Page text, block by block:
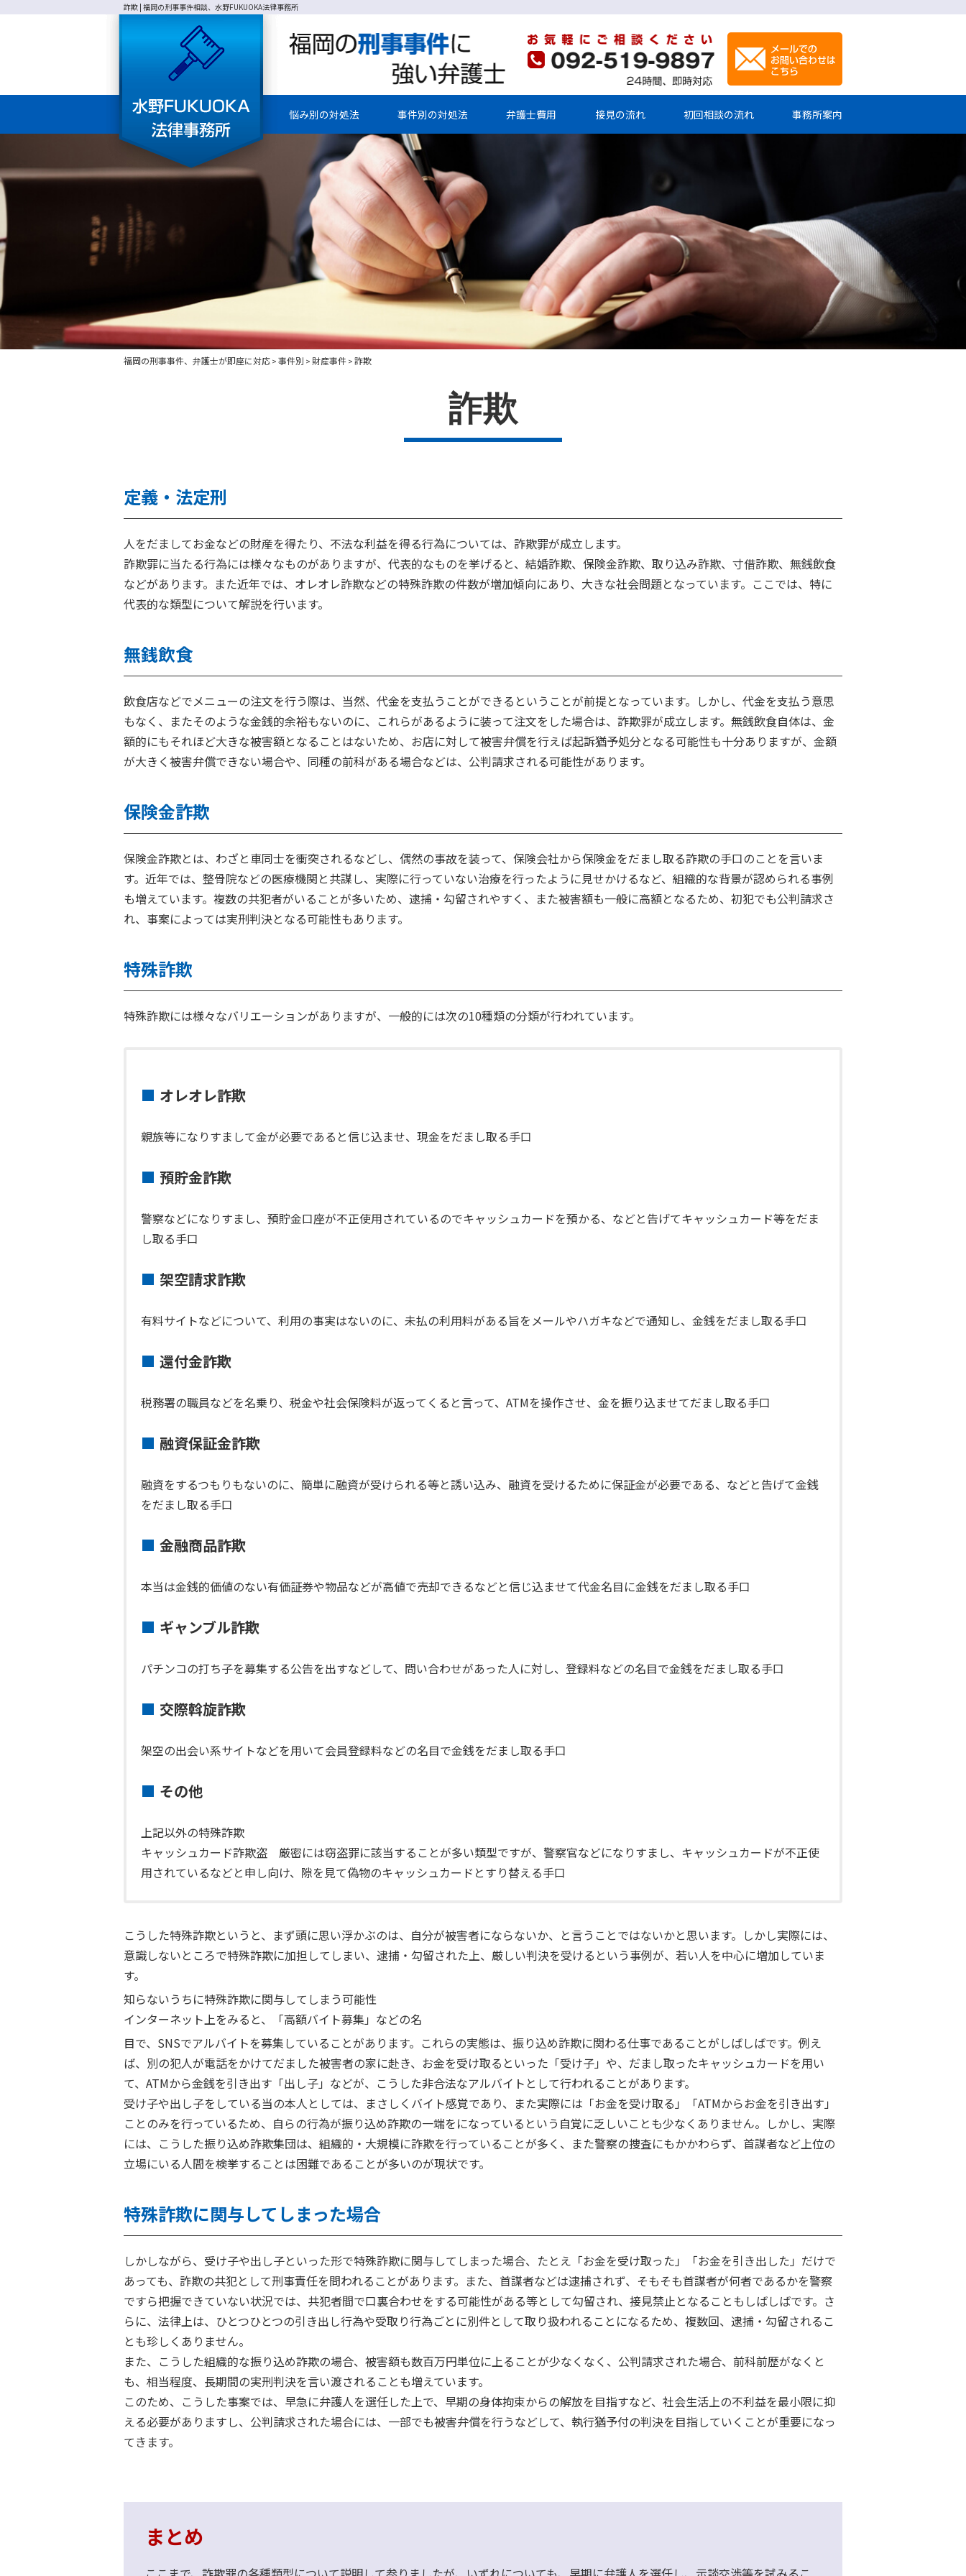
詐欺 | 福岡の刑事事件相談、水野FUKUOKA法律事務所
悩み別の対処法 事件別の対処法 弁護士費用 接見の流れ 初回相談の流れ 事務所案内
福岡の刑事事件、弁護士が即座に対応 > 事件別 > 財産事件 > 詐欺
詐欺
定義・法定刑
人をだましてお金などの財産を得たり、不法な利益を得る行為については、詐欺罪が成立します。
詐欺罪に当たる行為には様々なものがありますが、代表的なものを挙げると、結婚詐欺、保険金詐欺、取り込み詐欺、寸借詐欺、無銭飲食
などがあります。また近年では、オレオレ詐欺などの特殊詐欺の件数が増加傾向にあり、大きな社会問題となっています。ここでは、特に
代表的な類型について解説を行います。
無銭飲食
飲食店などでメニューの注文を行う際は、当然、代金を支払うことができるということが前提となっています。しかし、代金を支払う意思
もなく、またそのような金銭的余裕もないのに、これらがあるように装って注文をした場合は、詐欺罪が成立します。無銭飲食自体は、金
額的にもそれほど大きな被害額となることはないため、お店に対して被害弁償を行えば起訴猶予処分となる可能性も十分ありますが、金額
が大きく被害弁償できない場合や、同種の前科がある場合などは、公判請求される可能性があります。
保険金詐欺
保険金詐欺とは、わざと車同士を衝突されるなどし、偶然の事故を装って、保険会社から保険金をだまし取る詐欺の手口のことを言いま
す。近年では、整骨院などの医療機関と共謀し、実際に行っていない治療を行ったように見せかけるなど、組織的な背景が認められる事例
も増えています。複数の共犯者がいることが多いため、逮捕・勾留されやすく、また被害額も一般に高額となるため、初犯でも公判請求さ
れ、事案によっては実刑判決となる可能性もあります。
特殊詐欺
特殊詐欺には様々なバリエーションがありますが、一般的には次の10種類の分類が行われています。
オレオレ詐欺
親族等になりすまして金が必要であると信じ込ませ、現金をだまし取る手口
預貯金詐欺
警察などになりすまし、預貯金口座が不正使用されているのでキャッシュカードを預かる、などと告げてキャッシュカード等をだま
し取る手口
架空請求詐欺
有料サイトなどについて、利用の事実はないのに、未払の利用料がある旨をメールやハガキなどで通知し、金銭をだまし取る手口
還付金詐欺
税務署の職員などを名乗り、税金や社会保険料が返ってくると言って、ATMを操作させ、金を振り込ませてだまし取る手口
融資保証金詐欺
融資をするつもりもないのに、簡単に融資が受けられる等と誘い込み、融資を受けるために保証金が必要である、などと告げて金銭
をだまし取る手口
金融商品詐欺
本当は金銭的価値のない有価証券や物品などが高値で売却できるなどと信じ込ませて代金名目に金銭をだまし取る手口
ギャンブル詐欺
パチンコの打ち子を募集する公告を出すなどして、問い合わせがあった人に対し、登録料などの名目で金銭をだまし取る手口
交際斡旋詐欺
架空の出会い系サイトなどを用いて会員登録料などの名目で金銭をだまし取る手口
その他
上記以外の特殊詐欺
キャッシュカード詐欺盗 厳密には窃盗罪に該当することが多い類型ですが、警察官などになりすまし、キャッシュカードが不正使
用されているなどと申し向け、隙を見て偽物のキャッシュカードとすり替える手口
こうした特殊詐欺というと、まず頭に思い浮かぶのは、自分が被害者にならないか、と言うことではないかと思います。しかし実際には、
意識しないところで特殊詐欺に加担してしまい、逮捕・勾留された上、厳しい判決を受けるという事例が、若い人を中心に増加していま
す。
知らないうちに特殊詐欺に関与してしまう可能性
インターネット上をみると、「高額バイト募集」などの名
目で、SNSでアルバイトを募集していることがあります。これらの実態は、振り込め詐欺に関わる仕事であることがしばしばです。例え
ば、別の犯人が電話をかけてだました被害者の家に赴き、お金を受け取るといった「受け子」や、だまし取ったキャッシュカードを用い
て、ATMから金銭を引き出す「出し子」などが、こうした非合法なアルバイトとして行われることがあります。
受け子や出し子をしている当の本人としては、まさしくバイト感覚であり、また実際には「お金を受け取る」「ATMからお金を引き出す」
ことのみを行っているため、自らの行為が振り込め詐欺の一端をになっているという自覚に乏しいことも少なくありません。しかし、実際
には、こうした振り込め詐欺集団は、組織的・大規模に詐欺を行っていることが多く、また警察の捜査にもかかわらず、首謀者など上位の
立場にいる人間を検挙することは困難であることが多いのが現状です。
特殊詐欺に関与してしまった場合
しかしながら、受け子や出し子といった形で特殊詐欺に関与してしまった場合、たとえ「お金を受け取った」「お金を引き出した」だけで
あっても、詐欺の共犯として刑事責任を問われることがあります。また、首謀者などは逮捕されず、そもそも首謀者が何者であるかを警察
ですら把握できていない状況では、共犯者間で口裏合わせをする可能性がある等として勾留され、接見禁止となることもしばしばです。さ
らに、法律上は、ひとつひとつの引き出し行為や受取り行為ごとに別件として取り扱われることになるため、複数回、逮捕・勾留されるこ
とも珍しくありません。
また、こうした組織的な振り込め詐欺の場合、被害額も数百万円単位に上ることが少なくなく、公判請求された場合、前科前歴がなくと
も、相当程度、長期間の実刑判決を言い渡されることも増えています。
このため、こうした事案では、早急に弁護人を選任した上で、早期の身体拘束からの解放を目指すなど、社会生活上の不利益を最小限に抑
える必要がありますし、公判請求された場合には、一部でも被害弁償を行うなどして、執行猶予付の判決を目指していくことが重要になっ
てきます。
まとめ